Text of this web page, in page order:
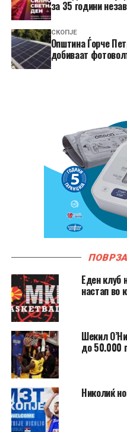
за 35 години
СКОПЈЕ
Општина Ѓорче
добиваат
Еден клуб
настап во
Шекил
до 50.000
Николиќ